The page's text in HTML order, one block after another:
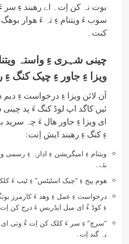
بوت نہ کن اِت۔ اے رھبند ءِ سر
سوب ءَ ویتنام ءِ تہ ءَ ھوار
کنت۔
چینی شہری ءِ واستہ
ویزا ءِ جاور ءِ چیک کنگ ءِ
آن لائن ویزا ءِ درخواست ءِ
ئیں کاگد اپ لوڈ کنگ ءَ پد
ای ویزا ءِ جاور ھال ءَ چہ سرپد
ءِ کنگ ءِ رھبند ایش اِنت:
ویتنام ءِ امیگریشن ءِ ادارہ ءِ رسمی
بئے۔
ھوم پیج ءِ “چیک اسٹیٹس” ءِ ٹیب ءَ
درخواست ءِ عمل ءِ وھد ءَ کارمرز
ءِ کوڈ ءُ ای میل ایڈریس ءَ درج کن اِت۔
“سرچ” ءِ سر ءَ کلک کن اِت ءُ وتی ای
بہ گند اِت۔